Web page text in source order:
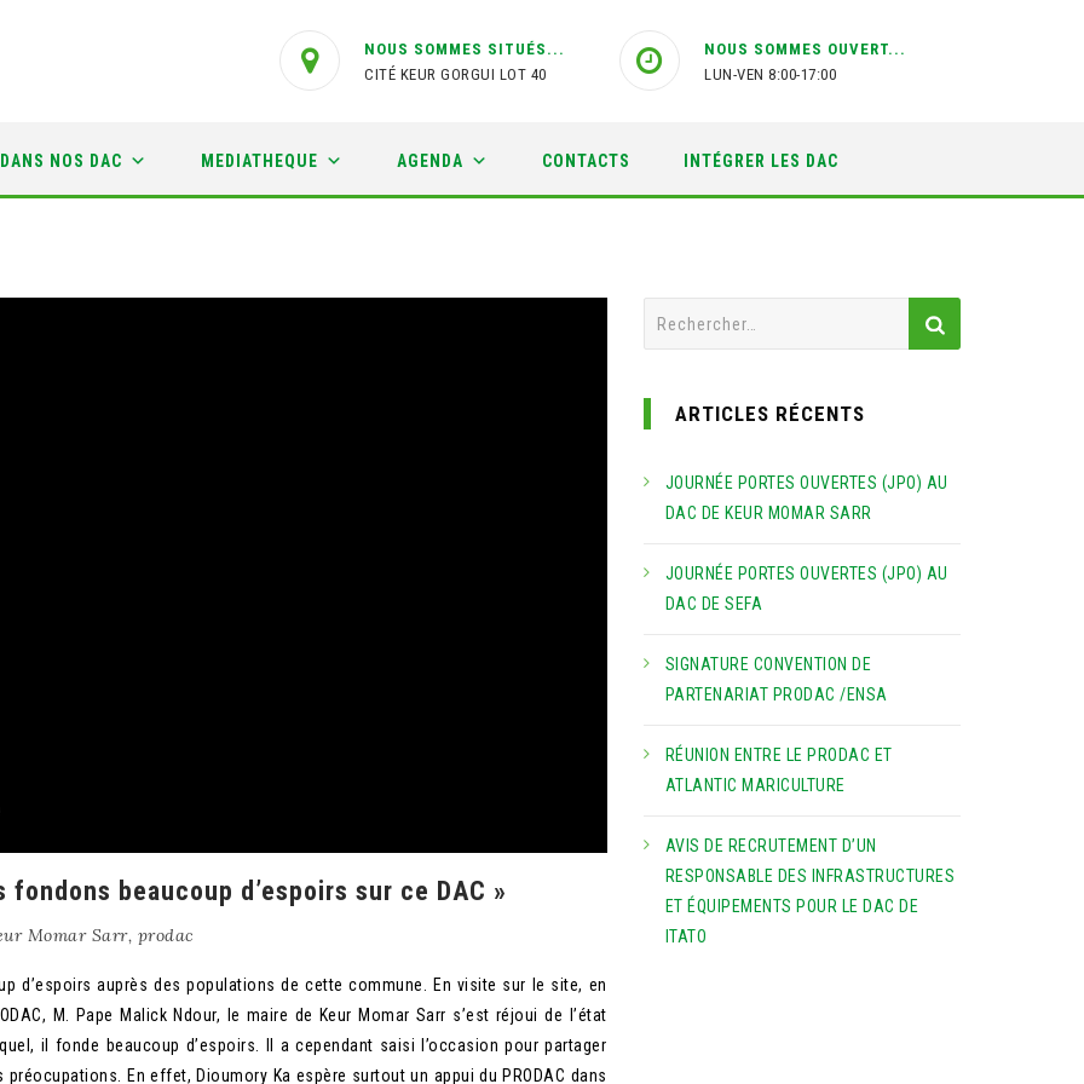
NOUS SOMMES SITUÉS...
CITÉ KEUR GORGUI LOT 40
NOUS SOMMES OUVERT...
LUN-VEN 8:00-17:00
NOS DAC MEDIATHEQUE AGENDA CONTACTS INTÉGRER LES DAC
fondons beaucoup d’espoirs sur ce DAC »
Momar Sarr, prodac
d’espoirs auprès des populations de cette commune. En visite sur le site, en
M. Pape Malick Ndour, le maire de Keur Momar Sarr s’est réjoui de l’état
il fonde beaucoup d’espoirs. Il a cependant saisi l’occasion pour partager
En effet, Dioumory Ka espère surtout un appui du PRODAC dans
ARTICLES RÉCENTS
JOURNÉE PORTES OUVERTES (JPO) AU
DAC DE KEUR MOMAR SARR
JOURNÉE PORTES OUVERTES (JPO) AU
DAC DE SEFA
SIGNATURE CONVENTION DE
PARTENARIAT PRODAC /ENSA
RÉUNION ENTRE LE PRODAC ET
ATLANTIC MARICULTURE
AVIS DE RECRUTEMENT D’UN
RESPONSABLE DES INFRASTRUCTURES
ET ÉQUIPEMENTS POUR LE DAC DE
ITATO